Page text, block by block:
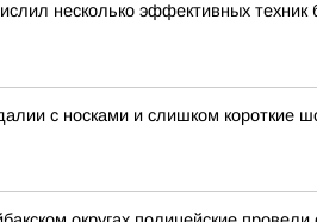
несколько эффективных техник
с носками и слишком короткие